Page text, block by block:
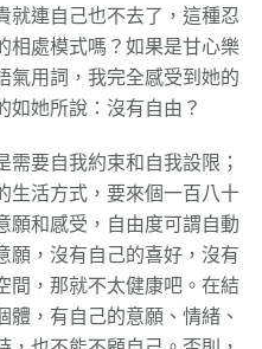
就連自己也不去了，這種忍
相處模式嗎？如果是甘心樂
氣用詞，我完全感受到她的
如她所說：沒有自由？
要自我約束和自我設限；
生活方式，要來個一百八十
願和感受，自由度可謂自動
願，沒有自己的喜好，沒有
間，那就不太健康吧。在結
，有自己的意願、情緒、